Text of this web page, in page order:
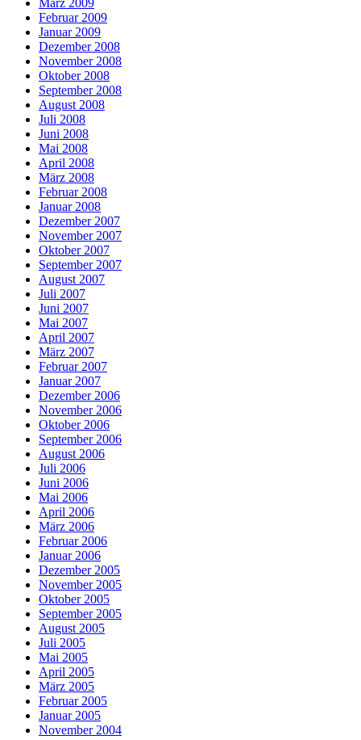
März 2009
Februar 2009
Januar 2009
Dezember 2008
November 2008
Oktober 2008
September 2008
August 2008
Juli 2008
Juni 2008
Mai 2008
April 2008
März 2008
Februar 2008
Januar 2008
Dezember 2007
November 2007
Oktober 2007
September 2007
August 2007
Juli 2007
Juni 2007
Mai 2007
April 2007
März 2007
Februar 2007
Januar 2007
Dezember 2006
November 2006
Oktober 2006
September 2006
August 2006
Juli 2006
Juni 2006
Mai 2006
April 2006
März 2006
Februar 2006
Januar 2006
Dezember 2005
November 2005
Oktober 2005
September 2005
August 2005
Juli 2005
Mai 2005
April 2005
März 2005
Februar 2005
Januar 2005
November 2004